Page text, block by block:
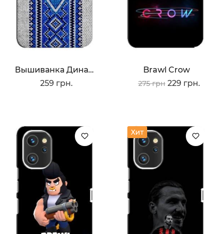
Вышиванка Динамо
259 грн.
Brawl Crow
275 грн 229 грн.
Хит